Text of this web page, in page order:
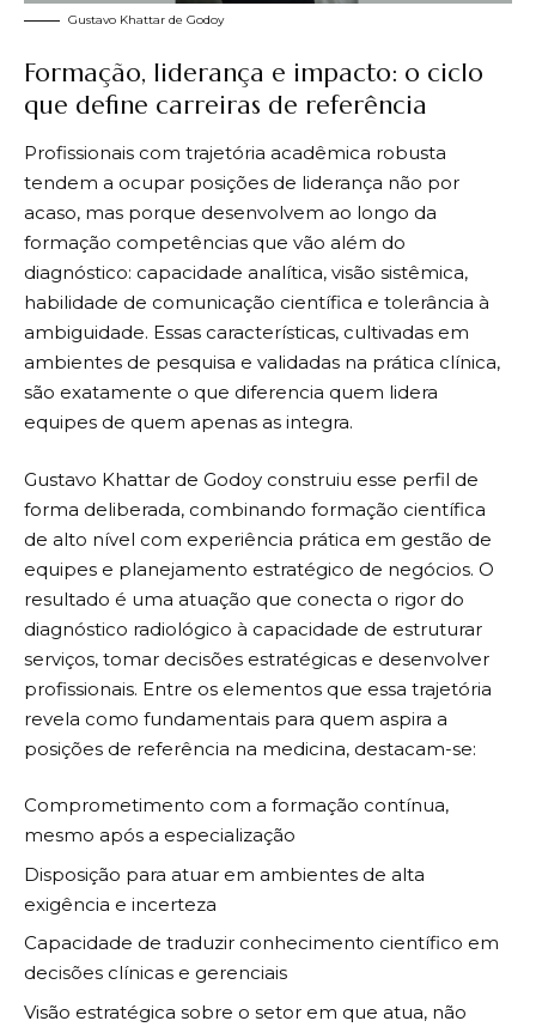
Gustavo Khattar de Godoy
Formação, liderança e impacto: o ciclo
que define carreiras de referência
Profissionais com trajetória acadêmica robusta
tendem a ocupar posições de liderança não por
acaso, mas porque desenvolvem ao longo da
formação competências que vão além do
diagnóstico: capacidade analítica, visão sistêmica,
habilidade de comunicação científica e tolerância à
ambiguidade. Essas características, cultivadas em
ambientes de pesquisa e validadas na prática clínica,
são exatamente o que diferencia quem lidera
equipes de quem apenas as integra.
Gustavo Khattar de Godoy construiu esse perfil de
forma deliberada, combinando formação científica
de alto nível com experiência prática em gestão de
equipes e planejamento estratégico de negócios. O
resultado é uma atuação que conecta o rigor do
diagnóstico radiológico à capacidade de estruturar
serviços, tomar decisões estratégicas e desenvolver
profissionais. Entre os elementos que essa trajetória
revela como fundamentais para quem aspira a
posições de referência na medicina, destacam-se:
Comprometimento com a formação contínua,
mesmo após a especialização
Disposição para atuar em ambientes de alta
exigência e incerteza
Capacidade de traduzir conhecimento científico em
decisões clínicas e gerenciais
Visão estratégica sobre o setor em que atua, não